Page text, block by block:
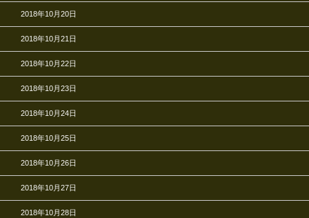
2018年10月20日
2018年10月21日
2018年10月22日
2018年10月23日
2018年10月24日
2018年10月25日
2018年10月26日
2018年10月27日
2018年10月28日